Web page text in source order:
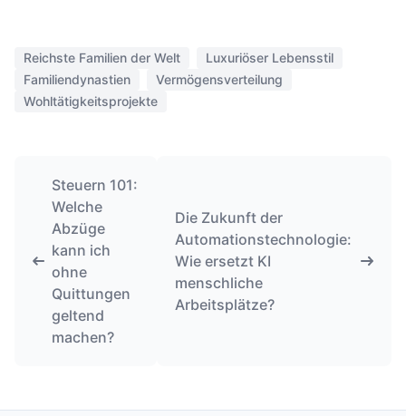
Reichste Familien der Welt
Luxuriöser Lebensstil
Familiendynastien
Vermögensverteilung
Wohltätigkeitsprojekte
Steuern 101:
Welche
Abzüge
kann ich
ohne
Quittungen
geltend
machen?
Die Zukunft der
Automationstechnologie:
Wie ersetzt KI
menschliche
Arbeitsplätze?